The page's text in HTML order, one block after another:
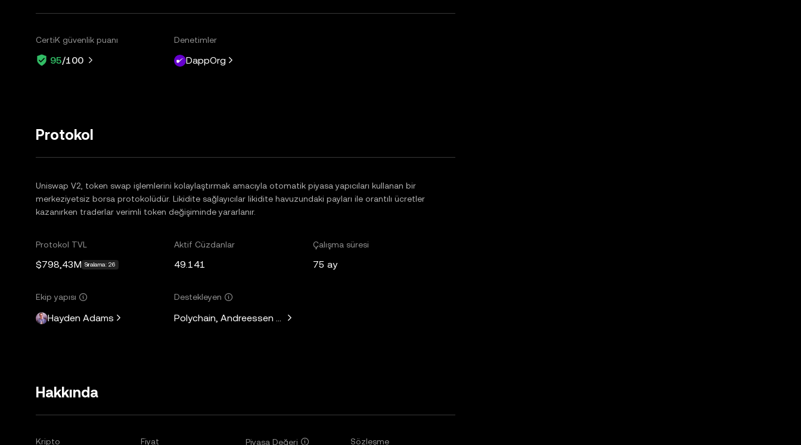
CertiK güvenlik puanı
95/100
Denetimler
DappOrg
Protokol
Uniswap V2, token swap işlemlerini kolaylaştırmak amacıyla otomatik piyasa yapıcıları kullanan bir
merkeziyetsiz borsa protokolüdür. Likidite sağlayıcılar likidite havuzundaki payları ile orantılı ücretler
kazanırken traderlar verimli token değişiminde yararlanır.
Protokol TVL
$798,43M Sıralama: 26
Aktif Cüzdanlar
49.141
Çalışma süresi
75 ay
Ekip yapısı
Hayden Adams
Destekleyen
Polychain, Andreessen Horowitz, Paradigm, Variant Fund, SV Angel
Hakkında
Kripto Fiyat Piyasa Değeri Sözleşme